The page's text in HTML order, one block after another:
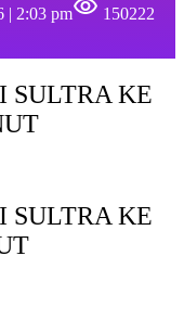
| 2:03 pm 150222
SULTRA KE
SULTRA KE